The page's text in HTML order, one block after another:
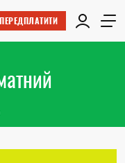
ПЕРЕДПЛАТИТИ